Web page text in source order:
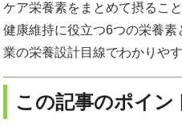
ケア栄養素をまとめて摂るこ
健康維持に役立つ6つの栄養
業の栄養設計目線でわかりや
この記事のポイン